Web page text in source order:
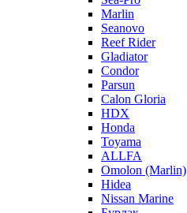
Marlin
Seanovo
Reef Rider
Gladiator
Condor
Parsun
Calon Gloria
HDX
Honda
Toyama
ALLFA
Omolon (Marlin)
Hidea
Nissan Marine